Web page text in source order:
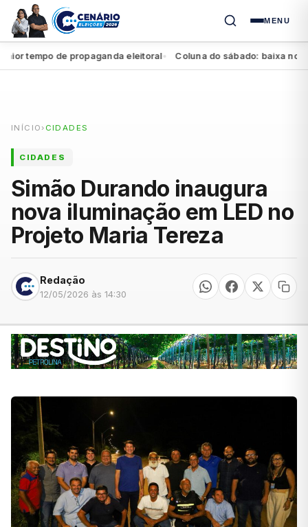
MENU
tempo de propaganda eleitoral● Coluna do sábado: baixa no
INÍCIO › CIDADES
CIDADES
Simão Durando inaugura
nova iluminação em LED no
Projeto Maria Tereza
Redação
12/05/2026 às 14:30